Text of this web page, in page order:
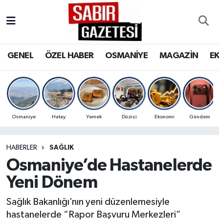
GENEL ÖZEL HABER OSMANİYE MAGAZİN
Osmaniye Hatay Yemek Düziçi Ekonomi Gündem
HABERLER SAĞLIK
Osmaniye’de Hastanelerde
Yeni Dönem
Sağlık Bakanlığı’nın yeni düzenlemesiyle
hastanelerde “Rapor Başvuru Merkezleri”
OSMANİYE
MAGAZİN
SPOR
RESMİ İLANLAR
Osmaniye Nöbetçi Eczaneler
Osmaniye Trafik Yoğunluk Haritası
Süper Lig Puan Durumu ve Fikstür
Son Dakika Haberleri
Haber Arşivi